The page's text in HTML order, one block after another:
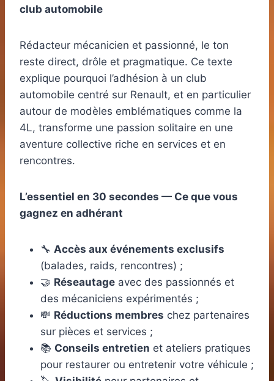
club automobile
Rédacteur mécanicien et passionné, le ton
reste direct, drôle et pragmatique. Ce texte
explique pourquoi l’adhésion à un club
automobile centré sur Renault, et en particulier
autour de modèles emblématiques comme la
4L, transforme une passion solitaire en une
aventure collective riche en services et en
rencontres.
L’essentiel en 30 secondes — Ce que vous
gagnez en adhérant
🔧 Accès aux événements exclusifs
(balades, raids, rencontres) ;
🤝 Réseautage avec des passionnés et
des mécaniciens expérimentés ;
💸 Réductions membres chez partenaires
sur pièces et services ;
📚 Conseils entretien et ateliers pratiques
pour restaurer ou entretenir votre véhicule ;